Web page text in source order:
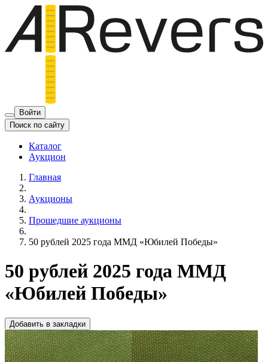
Войти
Поиск по сайту
Каталог
Аукцион
Главная
Аукционы
Прошедшие аукционы
50 рублей 2025 года ММД «Юбилей Победы»
50 рублей 2025 года ММД
«Юбилей Победы»
Добавить в закладки